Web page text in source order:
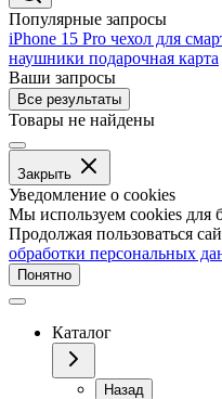
Популярные запросы
iPhone 15 Pro чехол для
наушники подарочная карта
Ваши запросы
Все результаты
Товары не найдены
Закрыть
Уведомление о cookies
Мы используем cookies для
Продолжая пользоваться
обработки персональных
Понятно
Каталог
Назад